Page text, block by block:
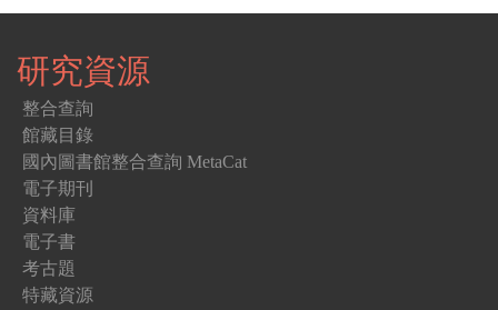
研究資源
整合查詢
館藏目錄
國內圖書館整合查詢 MetaCat
電子期刊
資料庫
電子書
考古題
特藏資源